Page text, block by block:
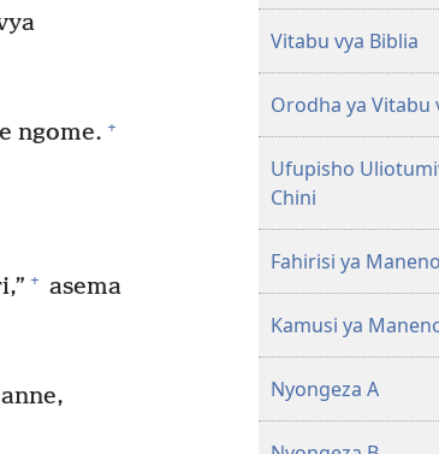
ngome. +
+ asema
Vitabu vya Biblia
Orodha ya Vitabu
Ufupisho
Chini
Fahirisi ya
Kamusi ya
Nyongeza A